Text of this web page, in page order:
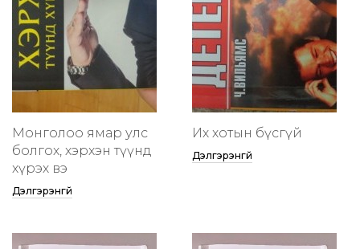
Монголоо ямар улс
болгох, хэрхэн түүнд
хүрэх вэ
Дэлгэрэнгүй
Их хотын бүсгүй
Дэлгэрэнгүй